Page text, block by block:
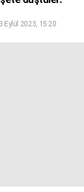
3 Eylül 2023, 15:20